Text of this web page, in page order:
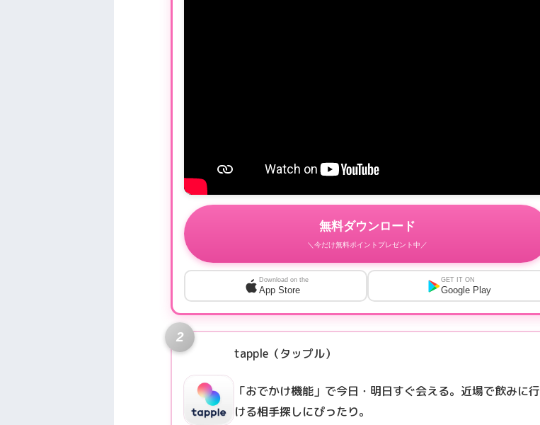
無料ダウンロード
＼今だけ無料ポイントプレゼント中／
Download on the
App Store
GET IT ON
Google Play
2
tapple（タップル）
「おでかけ機能」で今日・明日すぐ会える。近場で飲みに行
ける相手探しにぴったり。